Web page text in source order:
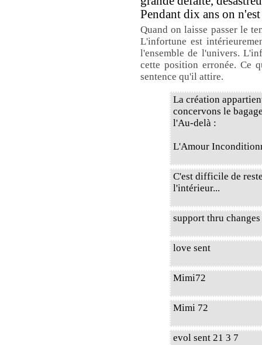
Pendant dix ans on
Quand on laisse passer le
L'infortune est
l'ensemble de l'univers.
cette position erronée. Ce
sentence qu'il attire.
La création
concervons le
l'Au-delà :
L'Amour
C'est difficile de
l'intérieur...
support thru
love sent
Mimi72
Mimi 72
evol sent 21 3 7